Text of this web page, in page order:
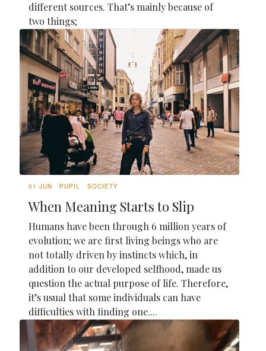
different sources. That’s mainly because of
two things;
01 JUN PUPIL SOCIETY
When Meaning Starts to Slip
Humans have been through 6 million years of
evolution; we are first living beings who are
not totally driven by instincts which, in
addition to our developed selfhood, made us
question the actual purpose of life. Therefore,
it’s usual that some individuals can have
difficulties with finding one....